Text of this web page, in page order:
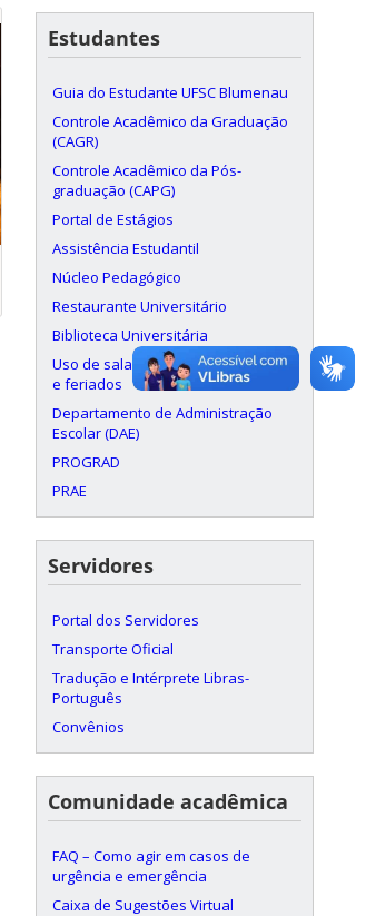
Estudantes
Guia do Estudante UFSC Blumenau
Controle Acadêmico da Graduação
(CAGR)
Controle Acadêmico da Pós-
graduação (CAPG)
Portal de Estágios
Assistência Estudantil
Núcleo Pedagógico
Restaurante Universitário
Biblioteca Universitária
Uso de salas aos finais de semana
e feriados
Departamento de Administração
Escolar (DAE)
PROGRAD
PRAE
Servidores
Portal dos Servidores
Transporte Oficial
Tradução e Intérprete Libras-
Português
Convênios
Comunidade acadêmica
FAQ – Como agir em casos de
urgência e emergência
Caixa de Sugestões Virtual